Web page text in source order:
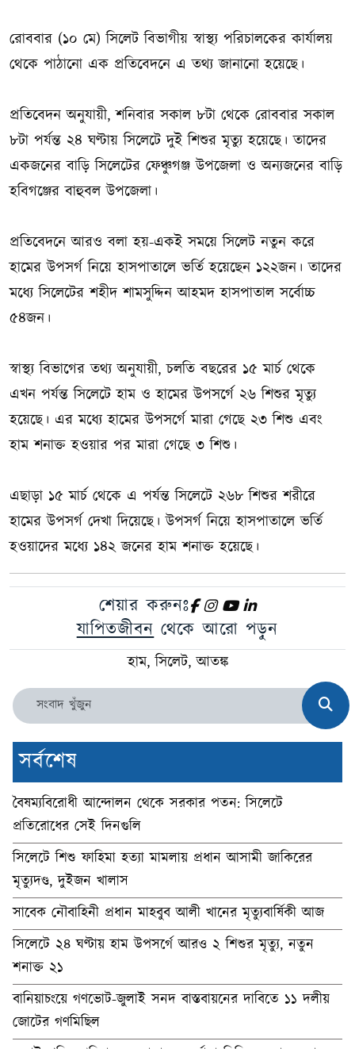
রোববার (১০ মে) সিলেট বিভাগীয় স্বাস্থ্য পরিচালকের কার্যালয়
থেকে পাঠানো এক প্রতিবেদনে এ তথ্য জানানো হয়েছে।
প্রতিবেদন অনুযায়ী, শনিবার সকাল ৮টা থেকে রোববার সকাল
৮টা পর্যন্ত ২৪ ঘণ্টায় সিলেটে দুই শিশুর মৃত্যু হয়েছে। তাদের
একজনের বাড়ি সিলেটের ফেঞ্চুগঞ্জ উপজেলা ও অন্যজনের বাড়ি
হবিগঞ্জের বাহুবল উপজেলা।
প্রতিবেদনে আরও বলা হয়-একই সময়ে সিলেট নতুন করে
হামের উপসর্গ নিয়ে হাসপাতালে ভর্তি হয়েছেন ১২২জন। তাদের
মধ্যে সিলেটের শহীদ শামসুদ্দিন আহমদ হাসপাতাল সর্বোচ্চ
৫৪জন।
স্বাস্থ্য বিভাগের তথ্য অনুযায়ী, চলতি বছরের ১৫ মার্চ থেকে
এখন পর্যন্ত সিলেটে হাম ও হামের উপসর্গে ২৬ শিশুর মৃত্যু
হয়েছে। এর মধ্যে হামের উপসর্গে মারা গেছে ২৩ শিশু এবং
হাম শনাক্ত হওয়ার পর মারা গেছে ৩ শিশু।
এছাড়া ১৫ মার্চ থেকে এ পর্যন্ত সিলেটে ২৬৮ শিশুর শরীরে
হামের উপসর্গ দেখা দিয়েছে। উপসর্গ নিয়ে হাসপাতালে ভর্তি
হওয়াদের মধ্যে ১৪২ জনের হাম শনাক্ত হয়েছে।
শেয়ার করুনঃ
যাপিতজীবন থেকে আরো পড়ুন
হাম, সিলেট, আতঙ্ক
সর্বশেষ
বৈষম্যবিরোধী আন্দোলন থেকে সরকার পতন: সিলেটে
প্রতিরোধের সেই দিনগুলি
সিলেটে শিশু ফাহিমা হত্যা মামলায় প্রধান আসামী জাকিরের
মৃত্যুদণ্ড, দুইজন খালাস
সাবেক নৌবাহিনী প্রধান মাহবুব আলী খানের মৃত্যুবার্ষিকী আজ
সিলেটে ২৪ ঘণ্টায় হাম উপসর্গে আরও ২ শিশুর মৃত্যু, নতুন
শনাক্ত ২১
বানিয়াচংয়ে গণভোট-জুলাই সনদ বাস্তবায়নের দাবিতে ১১ দলীয়
জোটের গণমিছিল